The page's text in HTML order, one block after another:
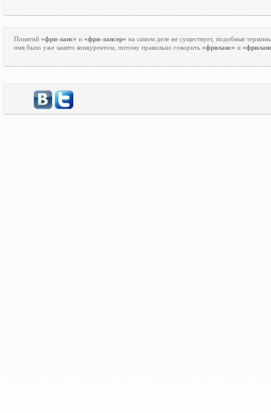
Понятий «фри-ланс» и «фри-лансер» на самом деле не существует, подобные
имя было уже занято конкурентом, потому правильно говорить «фриланс» и